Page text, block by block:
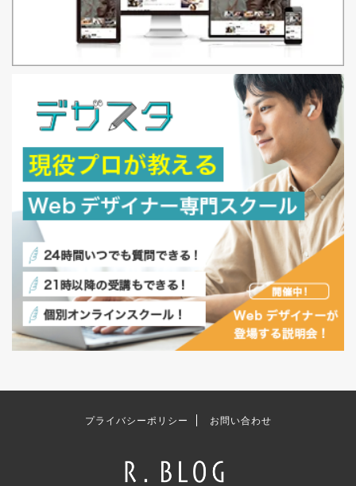
プライバシーポリシー お問い合わせ